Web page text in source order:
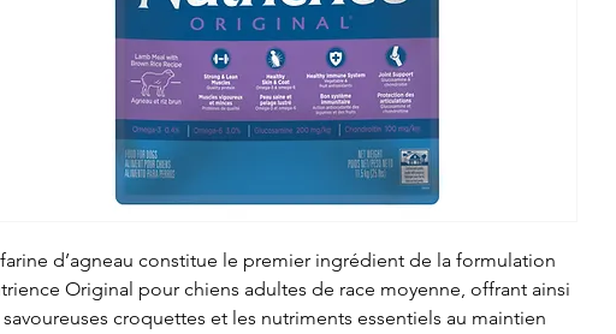
d’agneau constitue le premier ingrédient de la formulation
Original pour chiens adultes de race moyenne, offrant ainsi
croquettes et les nutriments essentiels au maintien